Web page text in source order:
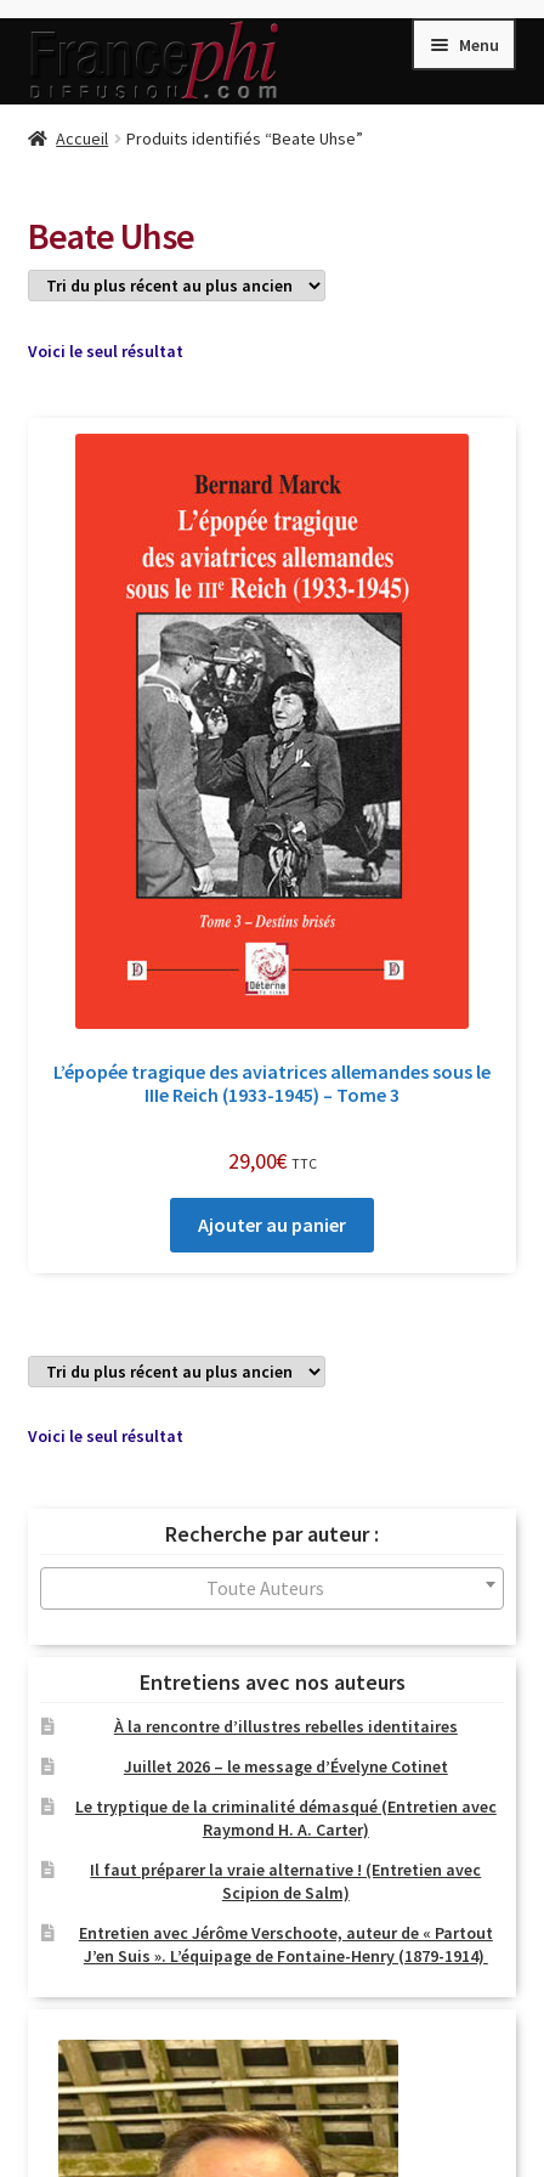
Aller
la
Aller
contenu
Menu
Accueil
Conditions de Vente
Connection
Listes d’Envies
Livres de Peter Randa
Livres de Philippe Randa
Login Customizer
Newsletter
Nous Contacter
Politique de confidentialité et cookies
Qui sommes-nous ?
Soutien à Philippe Randa
Suivi de la Commande
Accueil Produits identifiés “Beate Uhse”
Beate Uhse
Voici le seul résultat
L’épopée tragique des aviatrices allemandes sous le
IIIe Reich (1933-1945) – Tome 3
29,00€ TTC
Ajouter au panier
Voici le seul résultat
Recherche par auteur :
Toute Auteurs
Entretiens avec nos auteurs
À la rencontre d’illustres rebelles identitaires
Juillet 2026 – le message d’Évelyne Cotinet
Le tryptique de la criminalité démasqué (Entretien avec
Raymond H. A. Carter)
Il faut préparer la vraie alternative ! (Entretien avec
Scipion de Salm)
Entretien avec Jérôme Verschoote, auteur de « Partout
J’en Suis ». L’équipage de Fontaine-Henry (1879-1914)